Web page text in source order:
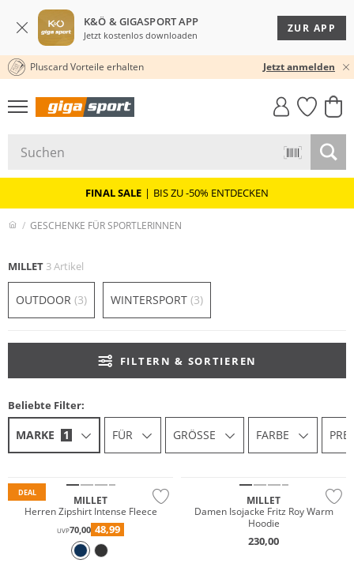
K&Ö & GIGASPORT APP
Jetzt kostenlos downloaden
ZUR APP
KOSTENLOSER VERSAND* & RÜCKVERSAND
Pluscard Vorteile erhalten Jetzt anmelden
GIGASTYLE
FAHRRAD­
MUST-HAVE
FINAL SALE | BIS ZU -50% ENTDECKEN
GESCHENKE FÜR SPORTLERINNEN
MILLET 3 Artikel
OUTDOOR (3) WINTERSPORT (3)
FILTERN & SORTIEREN
Beliebte Filter:
MARKE 1 FÜR GRÖSSE FARBE
DEAL
MILLET
Herren Zipshirt Intense Fleece
UVP70,00 48,99
MILLET
Damen Isojacke Fritz Roy Warm
Hoodie
230,00